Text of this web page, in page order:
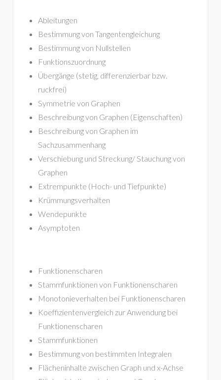
Ableitungen
Bestimmung von Tangentengleichung
Bestimmung von Nullstellen
Funktionszuordnung
Übergänge (stetig, differenzierbar bzw.
ruckfrei)
Symmetrie von Graphen
Beschreibung von Graphen (Eigenschaften)
Beschreibung von Graphen im
Sachzusammenhang
Verschiebung und Streckung/ Stauchung von
Graphen
Extrempunkte (Hoch- und Tiefpunkte)
Krümmungsverhalten
Wendepunkte
Asymptoten
Funktionenscharen
Stammfunktionen von Funktionenscharen
Monotonieverhalten bei Funktionenscharen
Koeffizientenvergleich zur Anwendung bei
Funktionenscharen
Stammfunktionen
Bestimmung von bestimmten Integralen
Flächeninhalte zwischen Graph und x-Achse